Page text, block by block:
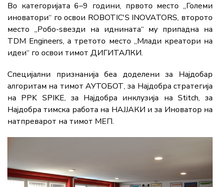
Во категоријата 6–9 години, првото место „Големи
иноватори“ го освои ROBOTIC'S INOVATORS, второто
место „Робо-ѕвезди на иднината“ му припадна на
TDM Engineers, а третото место „Млади креатори на
идеи“ го освои тимот ДИГИТАЛКИ.
Специјални признанија беа доделени за Најдобар
алгоритам на тимот АУТОБОТ, за Најдобра стратегија
на PPK SPIKE, за Најдобра инклузија на Stitch, за
Најдобра тимска работа на НАЈЈАКИ и за Иноватор на
натпреварот на тимот МЕП.